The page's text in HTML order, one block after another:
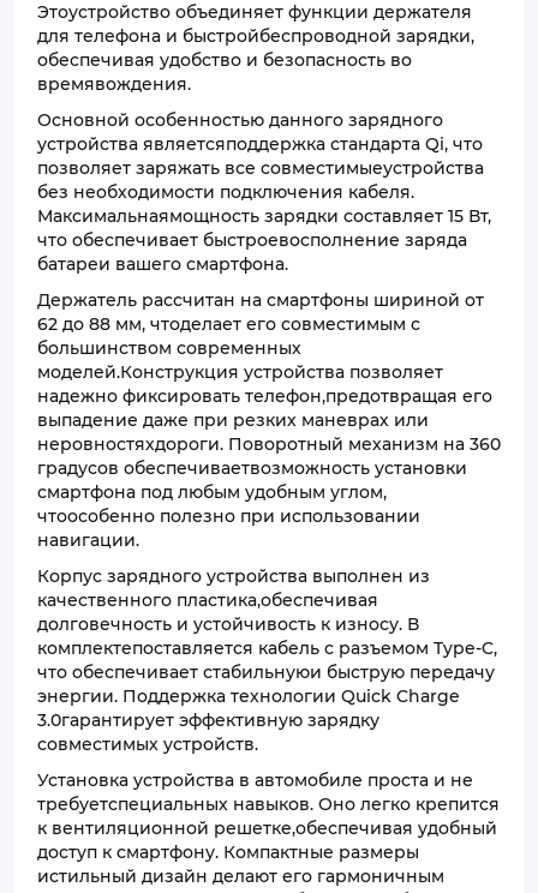
Этоустройство объединяет функции держателя
для телефона и быстройбеспроводной зарядки,
обеспечивая удобство и безопасность во
времявождения.
Основной особенностью данного зарядного
устройства являетсяподдержка стандарта Qi, что
позволяет заряжать все совместимыеустройства
без необходимости подключения кабеля.
Максимальнаямощность зарядки составляет 15 Вт,
что обеспечивает быстроевосполнение заряда
батареи вашего смартфона.
Держатель рассчитан на смартфоны шириной от
62 до 88 мм, чтоделает его совместимым с
большинством современных
моделей.Конструкция устройства позволяет
надежно фиксировать телефон,предотвращая его
выпадение даже при резких маневрах или
неровностяхдороги. Поворотный механизм на 360
градусов обеспечиваетвозможность установки
смартфона под любым удобным углом,
чтоособенно полезно при использовании
навигации.
Корпус зарядного устройства выполнен из
качественного пластика,обеспечивая
долговечность и устойчивость к износу. В
комплектепоставляется кабель с разъемом Type-C,
что обеспечивает стабильнуюи быструю передачу
энергии. Поддержка технологии Quick Charge
3.0гарантирует эффективную зарядку
совместимых устройств.
Установка устройства в автомобиле проста и не
требуетспециальных навыков. Оно легко крепится
к вентиляционной решетке,обеспечивая удобный
доступ к смартфону. Компактные размеры
истильный дизайн делают его гармоничным